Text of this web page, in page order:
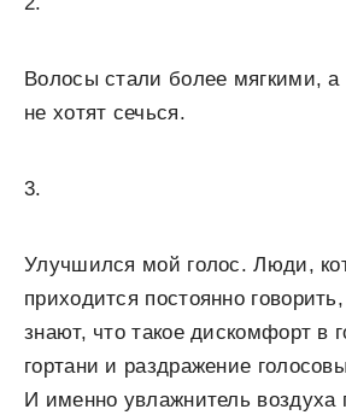
Волосы стали более мягкими, а
не хотят сечься.
3.
Улучшился мой голос. Люди,
приходится постоянно
знают, что такое дискомфорт в
гортани и раздражение
И именно увлажнитель воздуха